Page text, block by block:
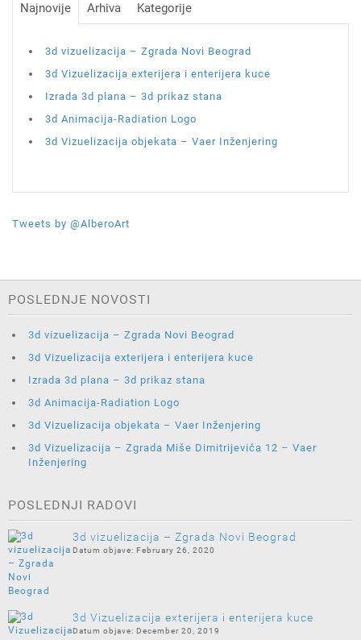
Najnovije Arhiva Kategorije
3d vizuelizacija – Zgrada Novi Beograd
3d Vizuelizacija exterijera i enterijera kuce
Izrada 3d plana – 3d prikaz stana
3d Animacija-Radiation Logo
3d Vizuelizacija objekata – Vaer Inženjering
Tweets by @AlberoArt
POSLEDNJE NOVOSTI
3d vizuelizacija – Zgrada Novi Beograd
3d Vizuelizacija exterijera i enterijera kuce
Izrada 3d plana – 3d prikaz stana
3d Animacija-Radiation Logo
3d Vizuelizacija objekata – Vaer Inženjering
3d Vizuelizacija – Zgrada Miše Dimitrijevića 12 – Vaer
Inženjering
POSLEDNJI RADOVI
3d vizuelizacija – Zgrada Novi Beograd
February 26, 2020
3d Vizuelizacija exterijera i enterijera kuce
December 20, 2019